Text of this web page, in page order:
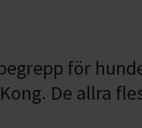
för
De allra